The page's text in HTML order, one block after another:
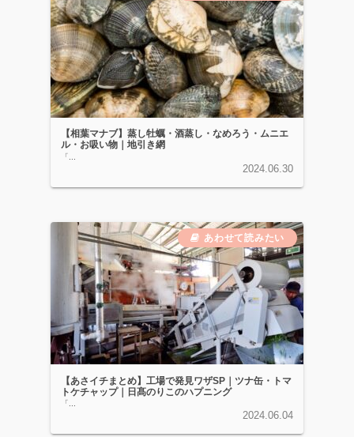
【相葉マナブ】蒸し牡蠣・酒蒸し・なめろう・ムニエ
ル・お吸い物｜地引き網
「...
2024.06.30
【あさイチまとめ】工場で発見ワザSP｜ツナ缶・トマ
トケチャップ｜日髙のりこのハプニング
「...
2024.06.04